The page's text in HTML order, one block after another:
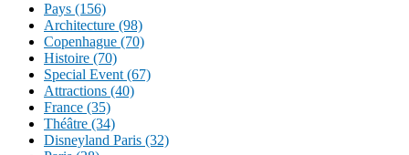
Pays (156)
Architecture (98)
Copenhague (70)
Histoire (70)
Special Event (67)
Attractions (40)
France (35)
Théâtre (34)
Disneyland Paris (32)